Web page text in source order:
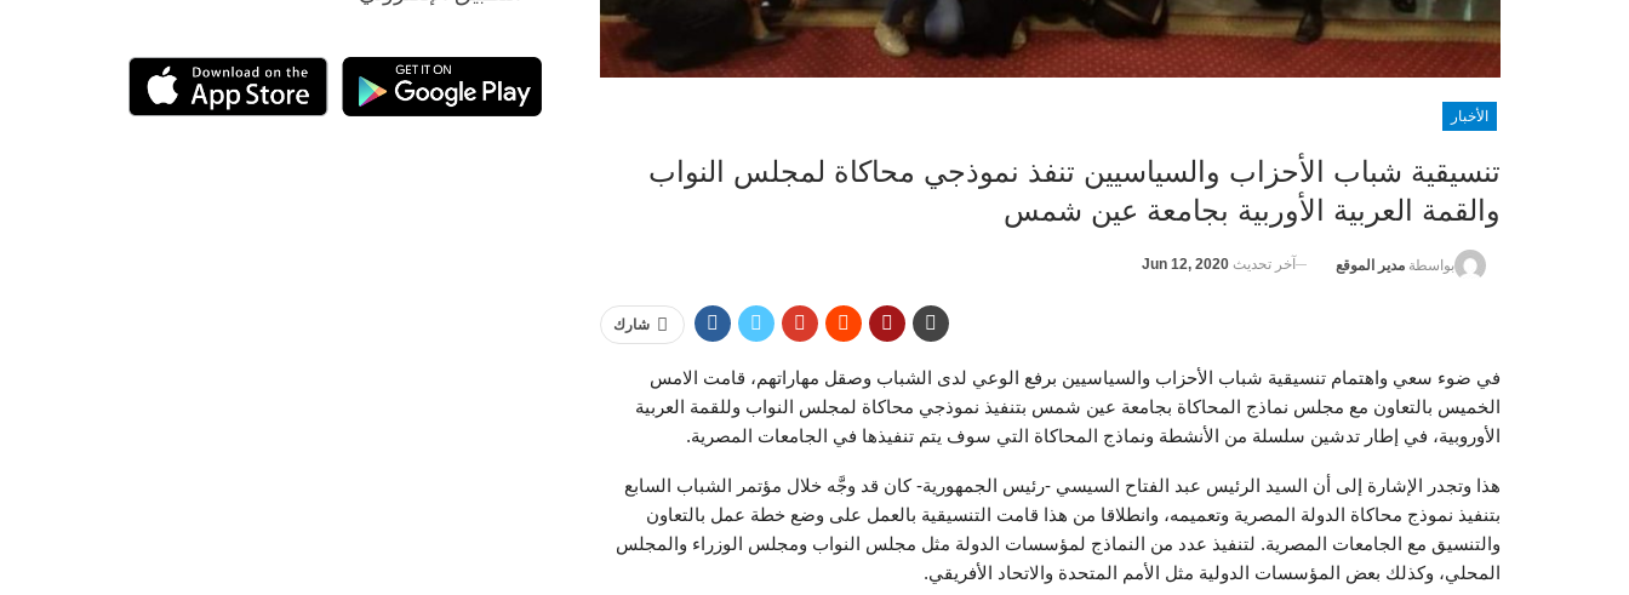
الأخبار
تنسيقية شباب الأحزاب والسياسيين تنفذ نموذجي محاكاة لمجلس النواب
والقمة العربية الأوربية بجامعة عين شمس
بواسطة مدير الموقع آخر تحديث Jun 12, 2020
شارك
في ضوء سعي واهتمام تنسيقية شباب الأحزاب والسياسيين برفع الوعي لدى الشباب وصقل مهاراتهم، قامت الامس
الخميس بالتعاون مع مجلس نماذج المحاكاة بجامعة عين شمس بتنفيذ نموذجي محاكاة لمجلس النواب وللقمة العربية
الأوروبية، في إطار تدشين سلسلة من الأنشطة ونماذج المحاكاة التي سوف يتم تنفيذها في الجامعات المصرية.
هذا وتجدر الإشارة إلى أن السيد الرئيس عبد الفتاح السيسي -رئيس الجمهورية- كان قد وجَّه خلال مؤتمر الشباب السابع
بتنفيذ نموذج محاكاة الدولة المصرية وتعميمه، وانطلاقا من هذا قامت التنسيقية بالعمل على وضع خطة عمل بالتعاون
والتنسيق مع الجامعات المصرية. لتنفيذ عدد من النماذج لمؤسسات الدولة مثل مجلس النواب ومجلس الوزراء والمجلس
المحلي، وكذلك بعض المؤسسات الدولية مثل الأمم المتحدة والاتحاد الأفريقي.